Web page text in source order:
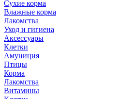
Сухие корма
Влажные корма
Лакомства
Уход и гигиена
Аксессуары
Клетки
Амуниция
Птицы
Корма
Лакомства
Витамины